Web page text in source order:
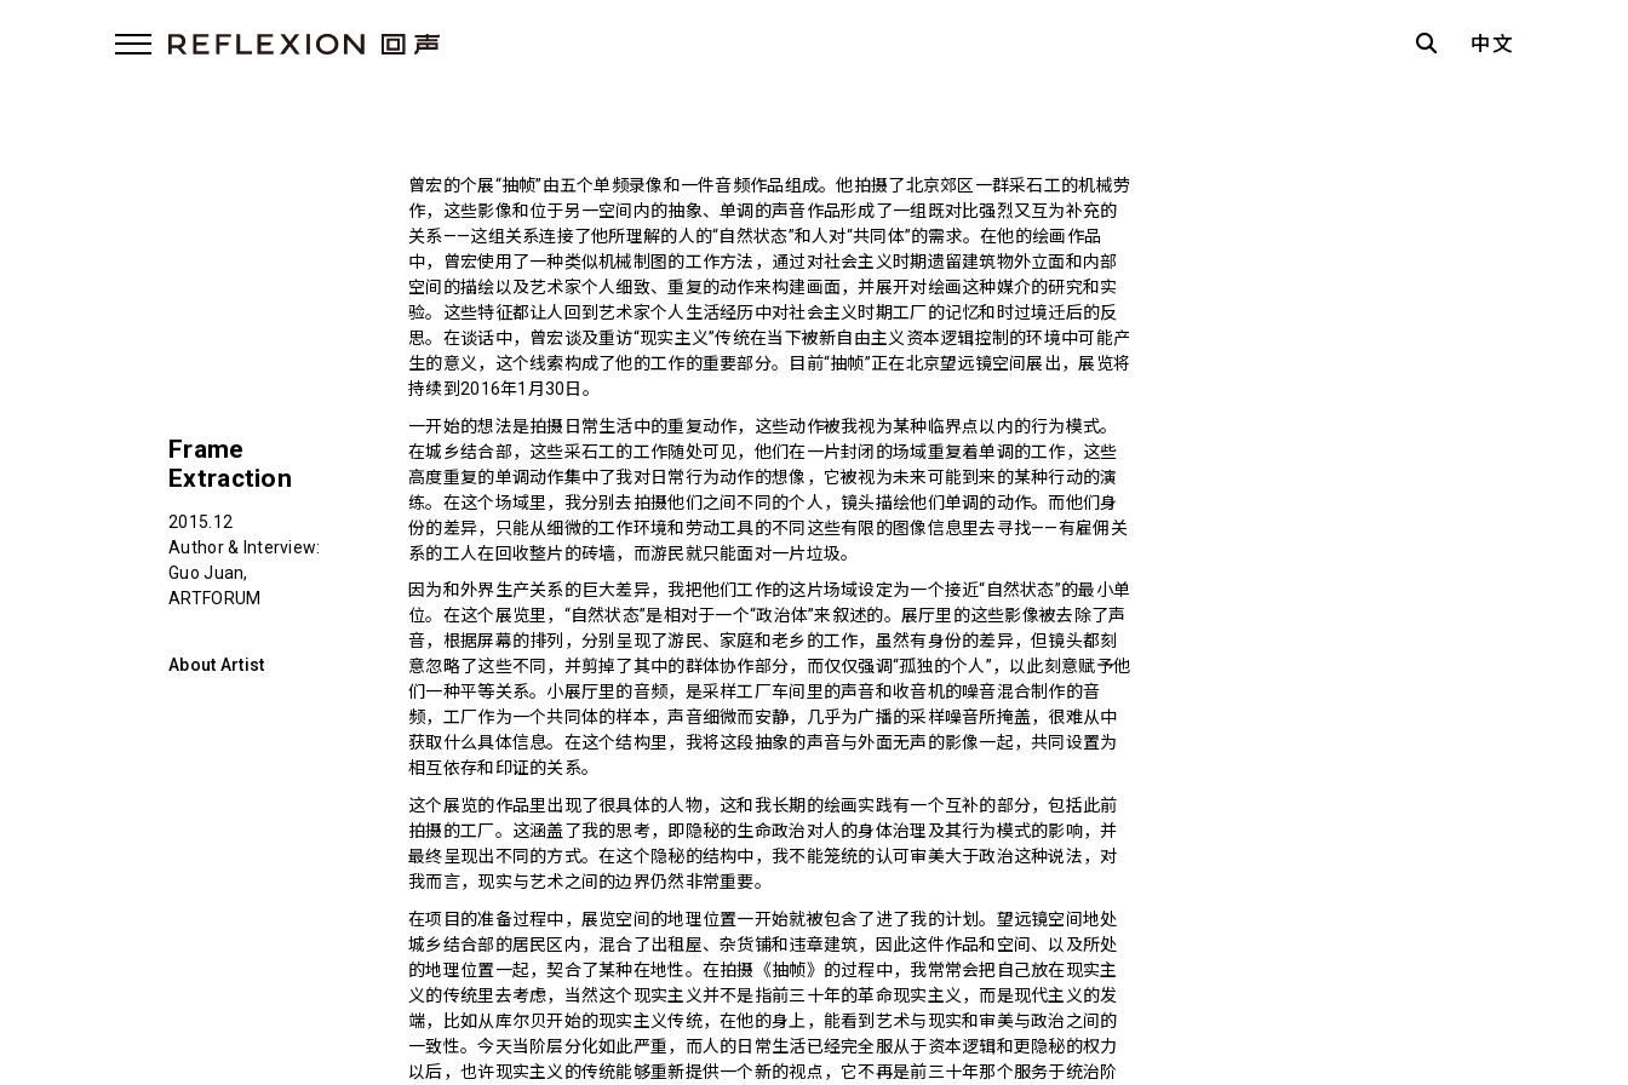
中文
Frame
Extraction
2015.12
Author & Interview:
Guo Juan,
ARTFORUM
About Artist
曾宏的个展“抽帧”由五个单频录像和一件音频作品组成。他拍摄了北京郊区一群采石工的机械劳
作，这些影像和位于另一空间内的抽象、单调的声音作品形成了一组既对比强烈又互为补充的
关系——这组关系连接了他所理解的人的“自然状态”和人对“共同体”的需求。在他的绘画作品
中，曾宏使用了一种类似机械制图的工作方法，通过对社会主义时期遗留建筑物外立面和内部
空间的描绘以及艺术家个人细致、重复的动作来构建画面，并展开对绘画这种媒介的研究和实
验。这些特征都让人回到艺术家个人生活经历中对社会主义时期工厂的记忆和时过境迁后的反
思。在谈话中，曾宏谈及重访“现实主义”传统在当下被新自由主义资本逻辑控制的环境中可能产
生的意义，这个线索构成了他的工作的重要部分。目前“抽帧”正在北京望远镜空间展出，展览将
持续到2016年1月30日。
一开始的想法是拍摄日常生活中的重复动作，这些动作被我视为某种临界点以内的行为模式。
在城乡结合部，这些采石工的工作随处可见，他们在一片封闭的场域重复着单调的工作，这些
高度重复的单调动作集中了我对日常行为动作的想像，它被视为未来可能到来的某种行动的演
练。在这个场域里，我分别去拍摄他们之间不同的个人，镜头描绘他们单调的动作。而他们身
份的差异，只能从细微的工作环境和劳动工具的不同这些有限的图像信息里去寻找——有雇佣关
系的工人在回收整片的砖墙，而游民就只能面对一片垃圾。
因为和外界生产关系的巨大差异，我把他们工作的这片场域设定为一个接近“自然状态”的最小单
位。在这个展览里，“自然状态”是相对于一个“政治体”来叙述的。展厅里的这些影像被去除了声
音，根据屏幕的排列，分别呈现了游民、家庭和老乡的工作，虽然有身份的差异，但镜头都刻
意忽略了这些不同，并剪掉了其中的群体协作部分，而仅仅强调“孤独的个人”，以此刻意赋予他
们一种平等关系。小展厅里的音频，是采样工厂车间里的声音和收音机的噪音混合制作的音
频，工厂作为一个共同体的样本，声音细微而安静，几乎为广播的采样噪音所掩盖，很难从中
获取什么具体信息。在这个结构里，我将这段抽象的声音与外面无声的影像一起，共同设置为
相互依存和印证的关系。
这个展览的作品里出现了很具体的人物，这和我长期的绘画实践有一个互补的部分，包括此前
拍摄的工厂。这涵盖了我的思考，即隐秘的生命政治对人的身体治理及其行为模式的影响，并
最终呈现出不同的方式。在这个隐秘的结构中，我不能笼统的认可审美大于政治这种说法，对
我而言，现实与艺术之间的边界仍然非常重要。
在项目的准备过程中，展览空间的地理位置一开始就被包含了进了我的计划。望远镜空间地处
城乡结合部的居民区内，混合了出租屋、杂货铺和违章建筑，因此这件作品和空间、以及所处
的地理位置一起，契合了某种在地性。在拍摄《抽帧》的过程中，我常常会把自己放在现实主
义的传统里去考虑，当然这个现实主义并不是指前三十年的革命现实主义，而是现代主义的发
端，比如从库尔贝开始的现实主义传统，在他的身上，能看到艺术与现实和审美与政治之间的
一致性。今天当阶层分化如此严重，而人的日常生活已经完全服从于资本逻辑和更隐秘的权力
以后，也许现实主义的传统能够重新提供一个新的视点，它不再是前三十年那个服务于统治阶